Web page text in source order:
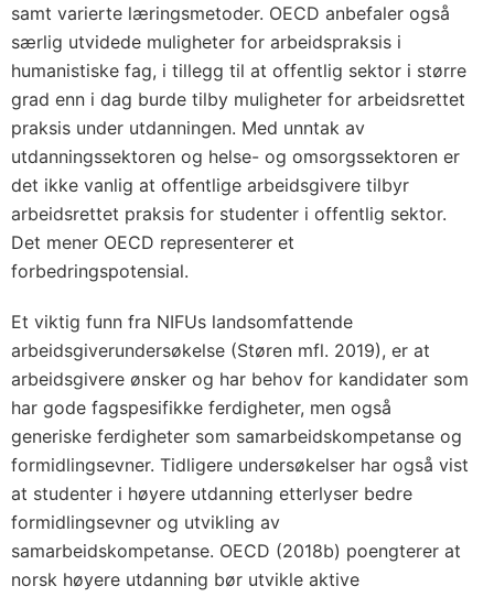
samt varierte læringsmetoder. OECD anbefaler også
særlig utvidede muligheter for arbeidspraksis i
humanistiske fag, i tillegg til at offentlig sektor i større
grad enn i dag burde tilby muligheter for arbeidsrettet
praksis under utdanningen. Med unntak av
utdanningssektoren og helse- og omsorgssektoren er
det ikke vanlig at offentlige arbeidsgivere tilbyr
arbeidsrettet praksis for studenter i offentlig sektor.
Det mener OECD representerer et
forbedringspotensial.
Et viktig funn fra NIFUs landsomfattende
arbeidsgiverundersøkelse (Støren mfl. 2019), er at
arbeidsgivere ønsker og har behov for kandidater som
har gode fagspesifikke ferdigheter, men også
generiske ferdigheter som samarbeidskompetanse og
formidlingsevner. Tidligere undersøkelser har også vist
at studenter i høyere utdanning etterlyser bedre
formidlingsevner og utvikling av
samarbeidskompetanse. OECD (2018b) poengterer at
norsk høyere utdanning bør utvikle aktive